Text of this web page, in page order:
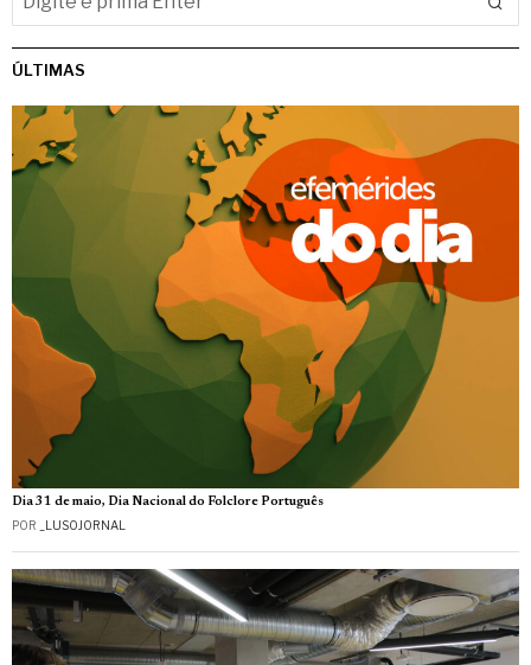
ÚLTIMAS
Dia 31 de maio, Dia Nacional do Folclore Português
POR _LUSOJORNAL